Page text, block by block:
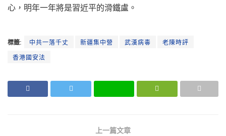
心，明年一年將是習近平的滑鐵盧。
標籤: 中共一落千丈 新疆集中營 武漢病毒 老陳時評
香港國安法
上一篇文章